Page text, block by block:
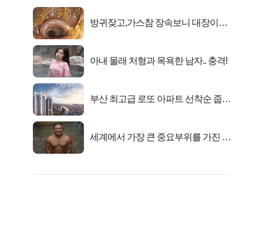
방귀잦고,가스참 장속보니 대장이아
아내 몰래 처형과 목욕한 남자.. 충격!
부산 최고급 로또 아파트 선착순 줍줍
세계에서 가장 큰 중요부위를 가진 남